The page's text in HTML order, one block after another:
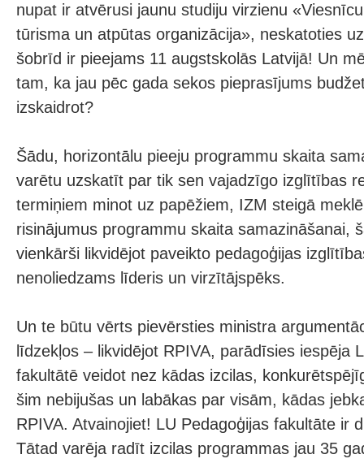
nupat ir atvērusi jaunu studiju virzienu
tūrisma un atpūtas organizācija», neskatoties
šobrīd ir pieejams 11 augstskolās Latvijā! Un
tam, ka jau pēc gada sekos pieprasījums
izskaidrot?
Šādu, horizontālu pieeju programmu skaita
varētu uzskatīt par tik sen vajadzīgo izglītības
termiņiem minot uz papēžiem, IZM steigā
risinājumus programmu skaita samazināšanai,
vienkārši likvidējot paveikto pedagoģijas
nenoliedzams līderis un virzītājspēks.
Un te būtu vērts pievērsties ministra
līdzekļos – likvidējot RPIVA, parādīsies iespēja
fakultātē veidot nez kādas izcilas,
šim nebijušas un labākas par visām, kādas
RPIVA. Atvainojiet! LU Pedagoģijas fakultāte ir
Tātad varēja radīt izcilas programmas jau 35